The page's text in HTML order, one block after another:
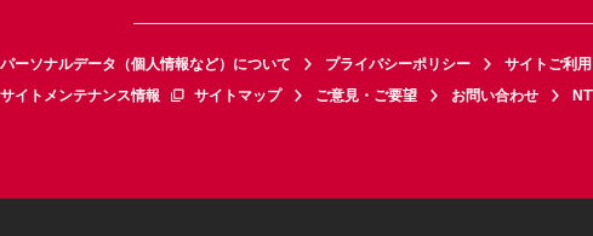
パーソナルデータ（個人情報など）について プライバシーポリシー サイトご利
サイトメンテナンス情報
サイトマップ ご意見・ご要望 お問い合わせ